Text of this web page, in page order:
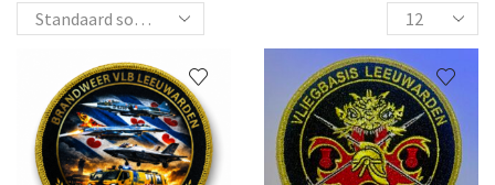
Products
per
page